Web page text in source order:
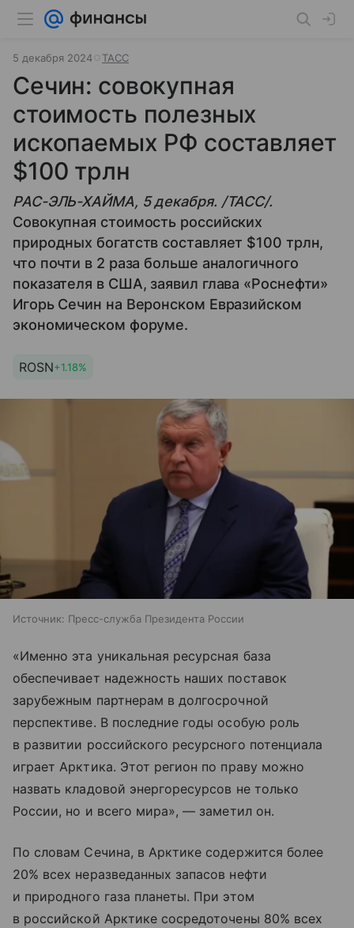
5 декабря 2024 ТАСС
Сечин: совокупная
стоимость полезных
ископаемых РФ составляет
$100 трлн
РАС-ЭЛЬ-ХАЙМА, 5 декабря. /ТАСС/.
Совокупная стоимость российских
природных богатств составляет $100 трлн,
что почти в 2 раза больше аналогичного
показателя в США, заявил глава «Роснефти»
Игорь Сечин на Веронском Евразийском
экономическом форуме.
ROSN+1.18%
Источник: Пресс-служба Президента России
«Именно эта уникальная ресурсная база
обеспечивает надежность наших поставок
зарубежным партнерам в долгосрочной
перспективе. В последние годы особую роль
в развитии российского ресурсного потенциала
играет Арктика. Этот регион по праву можно
назвать кладовой энергоресурсов не только
России, но и всего мира», — заметил он.
По словам Сечина, в Арктике содержится более
20% всех неразведанных запасов нефти
и природного газа планеты. При этом
в российской Арктике сосредоточены 80% всех